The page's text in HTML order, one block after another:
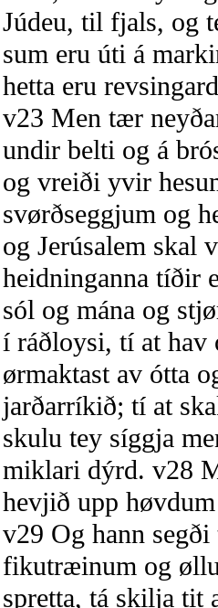
Júdeu, til fjals, og
sum eru úti á
hetta eru
v23 Men tær
undir belti og á
og vreiði yvir
svørðseggjum og
og Jerúsalem skal
heidninganna tíðir
sól og mána og
í ráðloysi, tí at
ørmaktast av ótta
jarðarríkið; tí at
skulu tey síggja
miklari dýrd. v28
hevjið upp
v29 Og hann
fikutræinum og
spretta, tá skilja tit